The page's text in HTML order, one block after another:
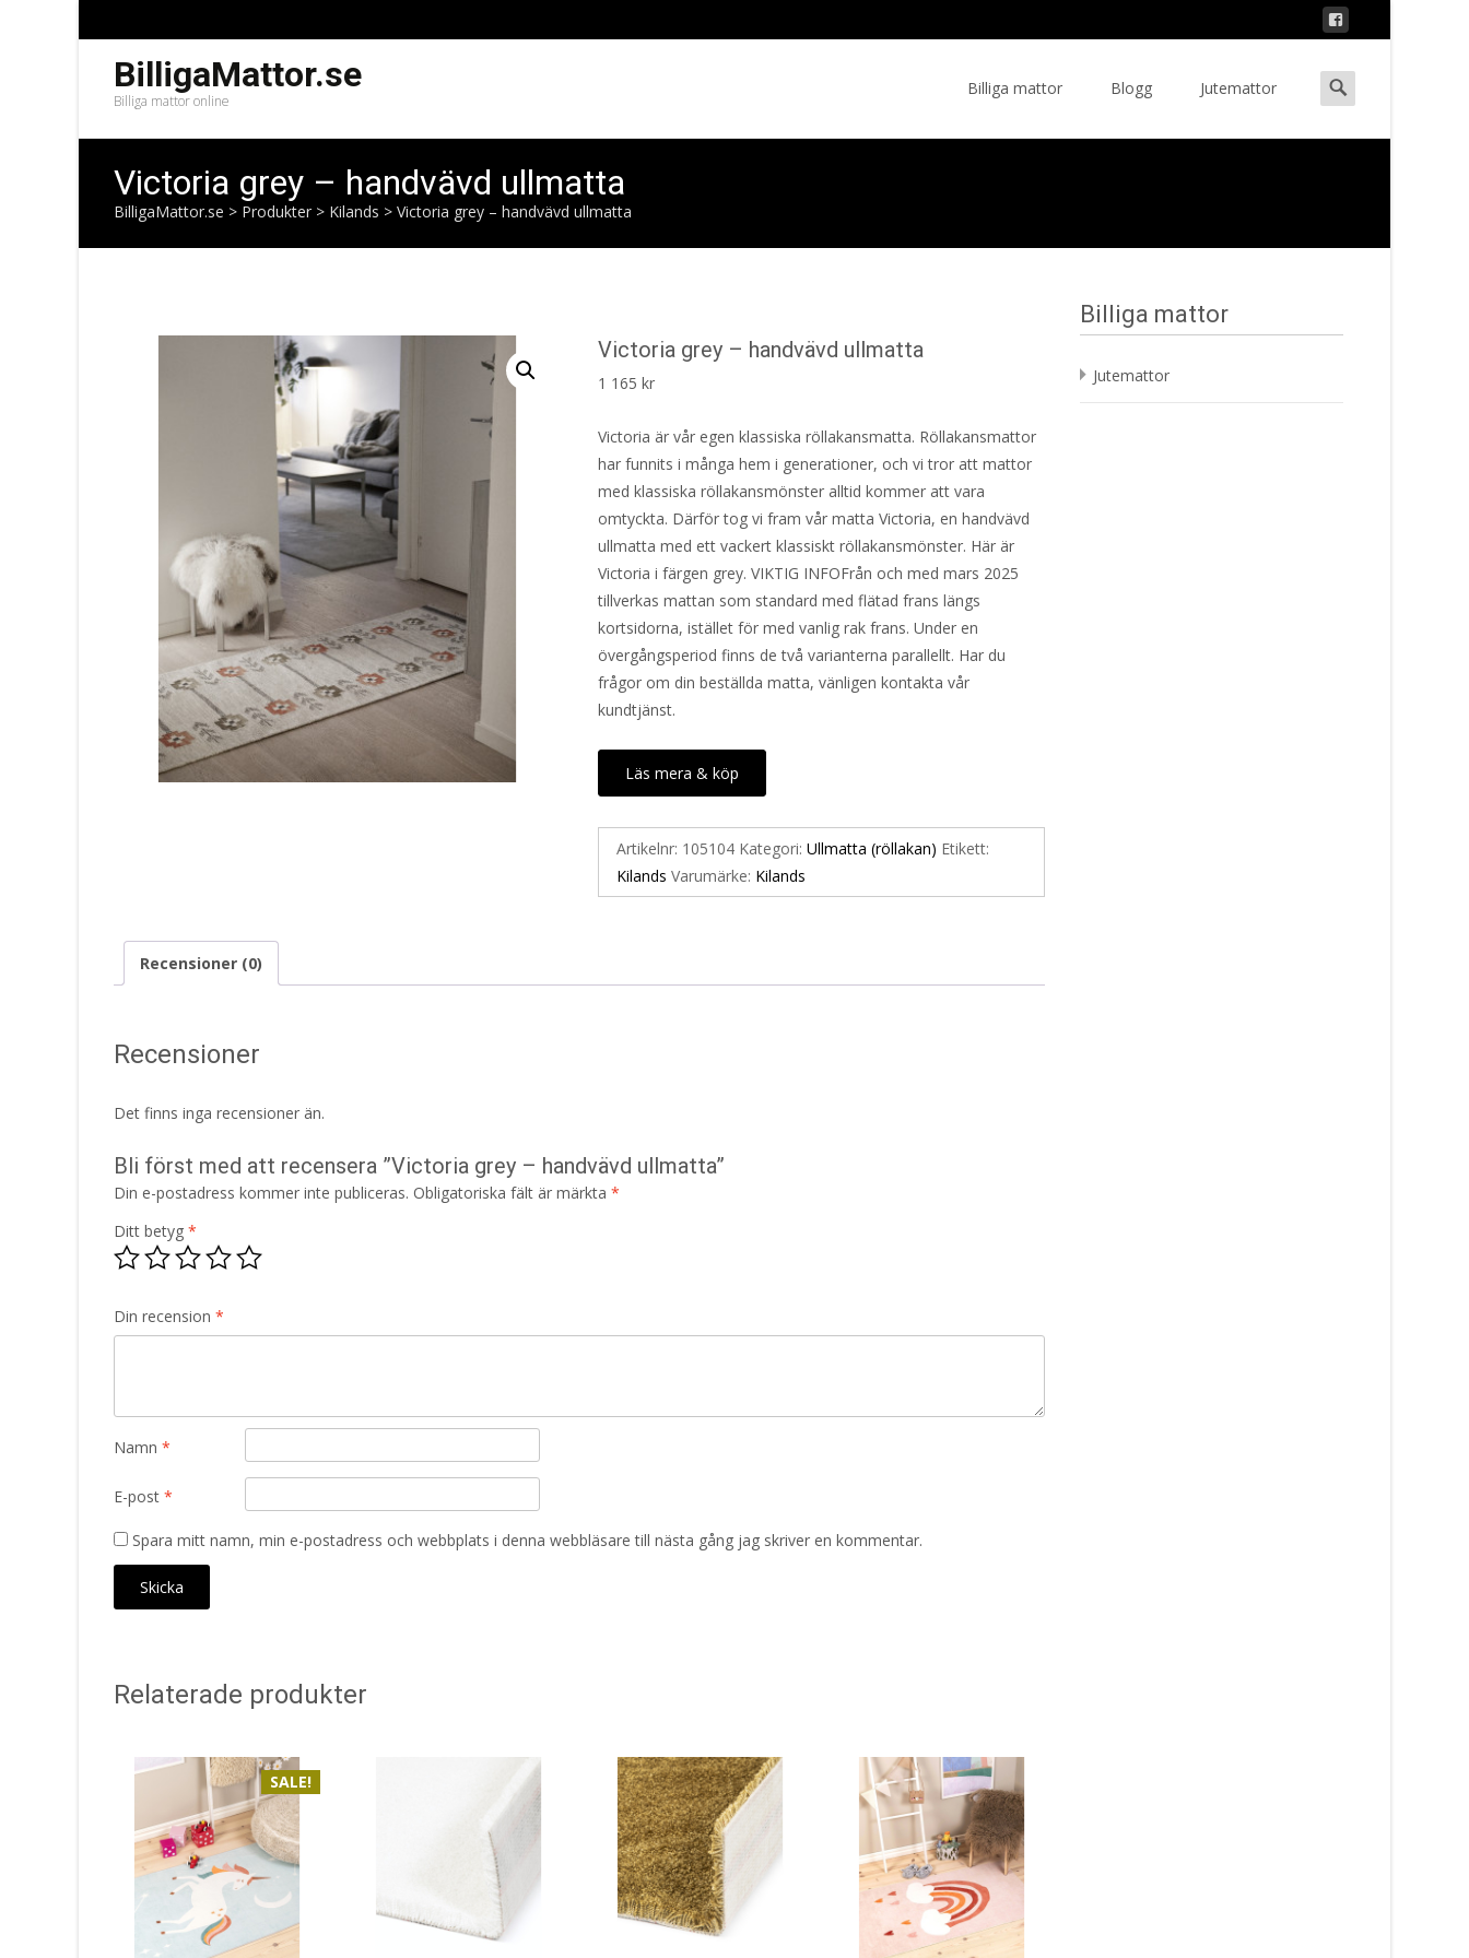
BilligaMattor.se
Billiga mattor online
Billiga mattor Blogg Jutemattor
Search
for:
Victoria grey – handvävd ullmatta
BilligaMattor.se > Produkter > Kilands > Victoria grey – handvävd ullmatta
Victoria grey – handvävd ullmatta
1 165kr
Victoria är vår egen klassiska röllakansmatta. Röllakansmattor
har funnits i många hem i generationer, och vi tror att mattor
med klassiska röllakansmönster alltid kommer att vara
omtyckta. Därför tog vi fram vår matta Victoria, en handvävd
ullmatta med ett vackert klassiskt röllakansmönster. Här är
Victoria i färgen grey. VIKTIG INFOFrån och med mars 2025
tillverkas mattan som standard med flätad frans längs
kortsidorna, istället för med vanlig rak frans. Under en
övergångsperiod finns de två varianterna parallellt. Har du
frågor om din beställda matta, vänligen kontakta vår
kundtjänst.
Läs mera & köp
Artikelnr: 105104 Kategori:Ullmatta (röllakan) Etikett:
Kilands Varumärke: Kilands
Recensioner (0)
Recensioner
Det finns inga recensioner än.
Bli först med att recensera ”Victoria grey – handvävd ullmatta”
Din e-postadress kommer inte publiceras. Obligatoriska fält är märkta *
Ditt betyg *
Din recension *
Namn *
E-post *
Spara mitt namn, min e-postadress och webbplats i denna webbläsare till nästa gång jag skriver en kommentar.
Relaterade produkter
SALE!
Billiga mattor
Jutemattor